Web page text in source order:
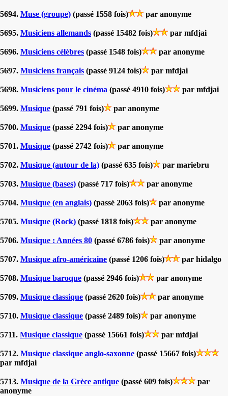
5694. Muse (groupe) (passé 1558 fois) par anonyme
5695. Musiciens allemands (passé 15482 fois) par mfdjai
5696. Musiciens célèbres (passé 1548 fois) par anonyme
5697. Musiciens français (passé 9124 fois) par mfdjai
5698. Musiciens pour le cinéma (passé 4910 fois) par mfdjai
5699. Musique (passé 791 fois) par anonyme
5700. Musique (passé 2294 fois) par anonyme
5701. Musique (passé 2742 fois) par anonyme
5702. Musique (autour de la) (passé 635 fois) par mariebru
5703. Musique (bases) (passé 717 fois) par anonyme
5704. Musique (en anglais) (passé 2063 fois) par anonyme
5705. Musique (Rock) (passé 1818 fois) par anonyme
5706. Musique : Années 80 (passé 6786 fois) par anonyme
5707. Musique afro-américaine (passé 1206 fois) par hidalgo
5708. Musique baroque (passé 2946 fois) par anonyme
5709. Musique classique (passé 2620 fois) par anonyme
5710. Musique classique (passé 2489 fois) par anonyme
5711. Musique classique (passé 15661 fois) par mfdjai
5712. Musique classique anglo-saxonne (passé 15667 fois)
par mfdjai
5713. Musique de la Grèce antique (passé 609 fois)
par
anonyme